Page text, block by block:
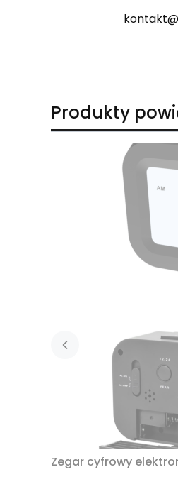
Produkty
Zegar cyfrowy